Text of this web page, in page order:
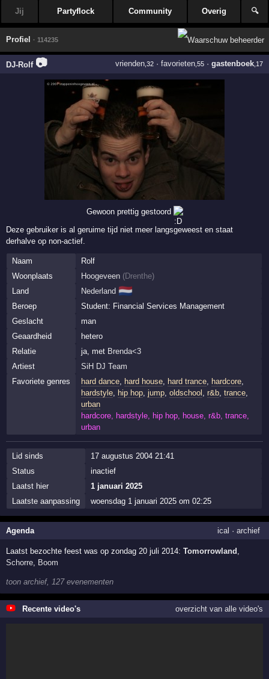
Jij Partyflock Community Overig 🔍
Profiel · 114235
DJ-Rolf 📷 vrienden,32· favorieten,55· gastenboek,17
Gewoon prettig gestoord
Deze gebruiker is al geruime tijd niet meer langsgeweest en staat
derhalve op non-actief.
Naam
Rolf
Woonplaats
Hoogeveen (Drenthe)
Land
Nederland 🇳🇱
Beroep
Student: Financial Services Management
Geslacht
man
Geaardheid
hetero
Relatie
ja, met Brenda<3
Artiest
SiH DJ Team
Favoriete genres
hard dance, hard house, hard trance, hardcore,
hardstyle, hip hop, jump, oldschool r&b, trance,
urban
hardcore, hardstyle, hip hop, house, r&b, trance,
urban
Lid sinds
17 augustus 2004 21:41
Status
inactief
Laatst hier
1 januari 2025
Laatste aanpassing
woensdag 1 januari 2025 om 02:25
Agenda ical · archief
Laatst bezochte feest was op zondag 20 juli 2014:Tomorrowland ,
Schorre, Boom
toon archief, 127 evenementen
Recente video's overzicht van alle video's